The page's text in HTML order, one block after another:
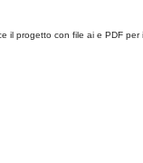
il progetto con file ai e PDF